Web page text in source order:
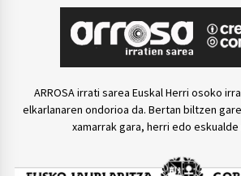
ARROSA irrati sarea Euskal Herri osoko
elkarlanaren ondorioa da. Bertan biltzen
xamarrak gara, herri edo eskualde